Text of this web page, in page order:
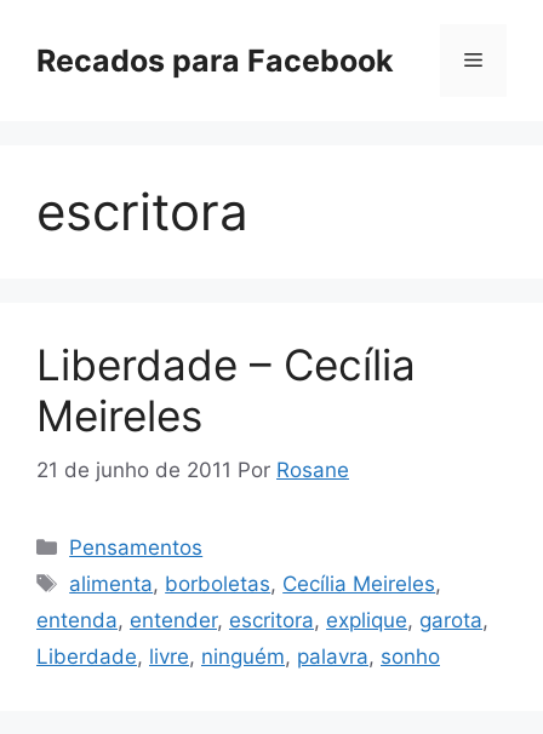
paraRecados para Facebook Menu
escritora
Liberdade – Cecília
Meireles
21 de junho de 2011 Por Rosane
Categorias
Pensamentos
Tags
alimenta, borboletas, Cecília Meireles,
entenda, entender, escritora, explique, garota,
Liberdade, livre, ninguém, palavra, sonho